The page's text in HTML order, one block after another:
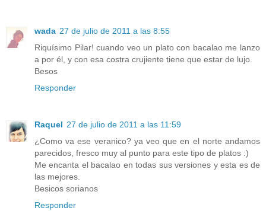
wada 27 de julio de 2011 a las 8:55
Riquísimo Pilar! cuando veo un plato con bacalao me lanzo
a por él, y con esa costra crujiente tiene que estar de lujo.
Besos
Responder
Raquel 27 de julio de 2011 a las 11:59
¿Como va ese veranico? ya veo que en el norte andamos
parecidos, fresco muy al punto para este tipo de platos :)
Me encanta el bacalao en todas sus versiones y esta es de
las mejores.
Besicos sorianos
Responder